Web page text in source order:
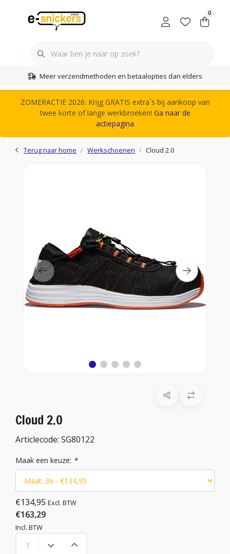
0
Meer verzendmethoden en betaalopties dan elders
ZOMERACTIE 2026: Krijg GRATIS extra´s bij aankoop van
twee korte of lange werkbroeken! Ga naar de
actiepagina
Terug naar home Werkschoenen Cloud 2.0
Cloud 2.0
Articlecode: SG80122
Maak een keuze: *
€134,95 Excl. BTW
€163,29
Incl. BTW